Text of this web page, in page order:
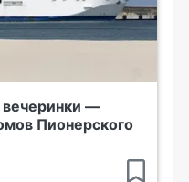
вечеринки —
Пионерского